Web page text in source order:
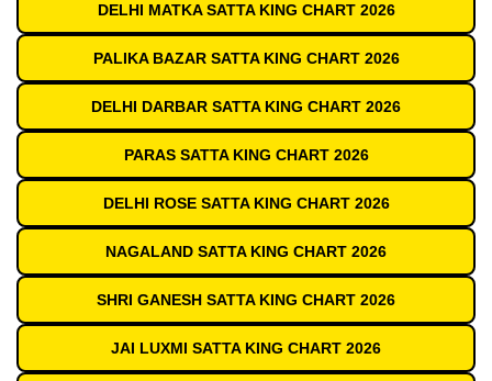
DELHI MATKA SATTA KING CHART 2026
PALIKA BAZAR SATTA KING CHART 2026
DELHI DARBAR SATTA KING CHART 2026
PARAS SATTA KING CHART 2026
DELHI ROSE SATTA KING CHART 2026
NAGALAND SATTA KING CHART 2026
SHRI GANESH SATTA KING CHART 2026
JAI LUXMI SATTA KING CHART 2026